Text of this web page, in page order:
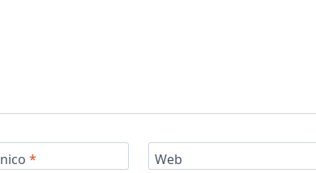
* Web